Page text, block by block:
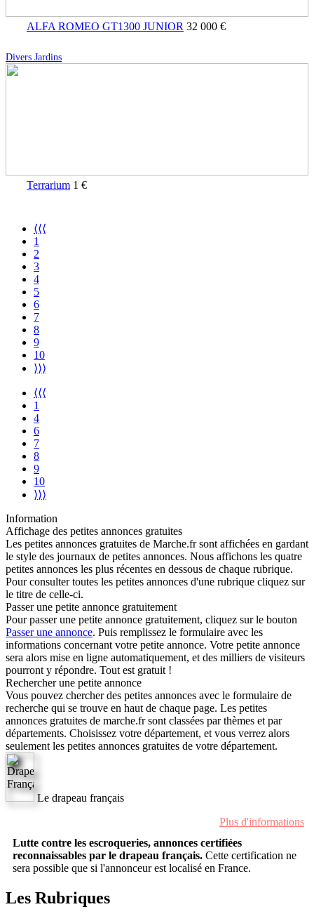
ALFA ROMEO GT1300 JUNIOR 32 000 €
Divers Jardins
Terrarium 1 €
⟨⟨⟨
1
2
3
4
5
6
7
8
9
10
⟩⟩⟩
⟨⟨⟨
1
4
6
7
8
9
10
⟩⟩⟩
Information
Affichage des petites annonces gratuites
Les petites annonces gratuites de Marche.fr sont affichées en gardant
le style des journaux de petites annonces. Nous affichons les quatre
petites annonces les plus récentes en dessous de chaque rubrique.
Pour consulter toutes les petites annonces d'une rubrique cliquez sur
le titre de celle-ci.
Passer une petite annonce gratuitement
Pour passer une petite annonce gratuitement, cliquez sur le bouton
Passer une annonce. Puis remplissez le formulaire avec les
informations concernant votre petite annonce. Votre petite annonce
sera alors mise en ligne automatiquement, et des milliers de visiteurs
pourront y répondre. Tout est gratuit !
Rechercher une petite annonce
Vous pouvez chercher des petites annonces avec le formulaire de
recherche qui se trouve en haut de chaque page. Les petites
annonces gratuites de marche.fr sont classées par thèmes et par
départements. Choisissez votre département, et vous verrez alors
seulement les petites annonces gratuites de votre département.
Le drapeau français
Plus d'informations
Lutte contre les escroqueries, annonces certifiées
reconnaissables par le drapeau français. Cette certification ne
sera possible que si l'annonceur est localisé en France.
Les Rubriques